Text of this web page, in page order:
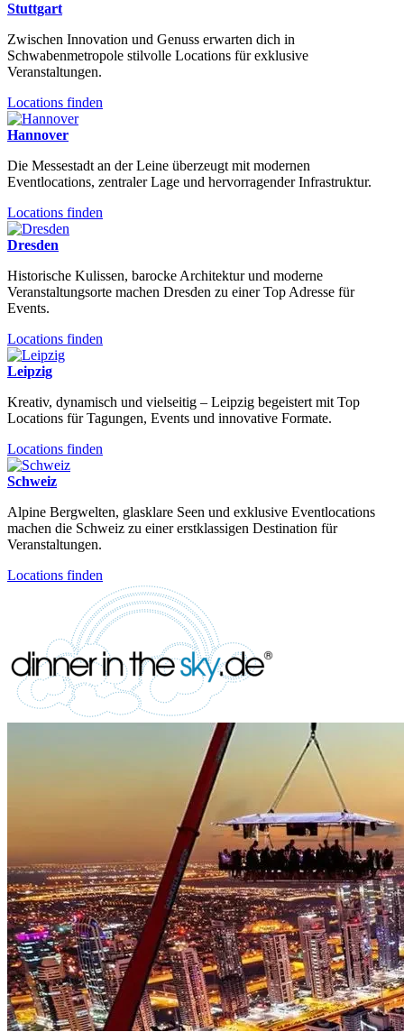
Stuttgart
Zwischen Innovation und Genuss erwarten dich in
Schwabenmetropole stilvolle Locations für exklusive
Veranstaltungen.
Locations finden
Hannover
Die Messestadt an der Leine überzeugt mit modernen
Eventlocations, zentraler Lage und hervorragender Infrastruktur.
Locations finden
Dresden
Historische Kulissen, barocke Architektur und moderne
Veranstaltungsorte machen Dresden zu einer Top Adresse für
Events.
Locations finden
Leipzig
Kreativ, dynamisch und vielseitig – Leipzig begeistert mit Top
Locations für Tagungen, Events und innovative Formate.
Locations finden
Schweiz
Alpine Bergwelten, glasklare Seen und exklusive Eventlocations
machen die Schweiz zu einer erstklassigen Destination für
Veranstaltungen.
Locations finden